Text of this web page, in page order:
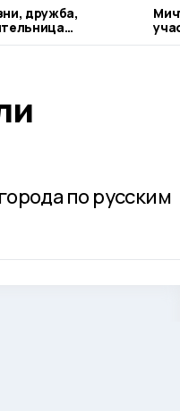
дружба,
о своих
по русским